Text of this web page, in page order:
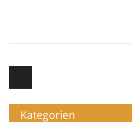
Post navigation
Kategorien